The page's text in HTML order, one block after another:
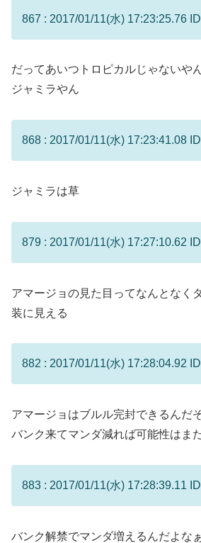
867 : 2017/01/11(水) 17:23:25.76
だってあいつトロピカルじゃないや
ジャミラやん
868 : 2017/01/11(水) 17:23:41.08
ジャミラは草
879 : 2017/01/11(水) 17:27:10.62
アマージョの見た目ってなんとなく
装に見える
882 : 2017/01/11(水) 17:28:04.92
アマージョはブルル完封できるんだ
バンク来てマンダ減れば可能性はま
883 : 2017/01/11(水) 17:28:39.11
バンク解禁でマンダ増えるんだよな